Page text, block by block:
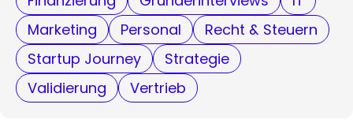
Marketing
Personal
Recht & Steuern
Startup Journey
Strategie
Validierung
Vertrieb